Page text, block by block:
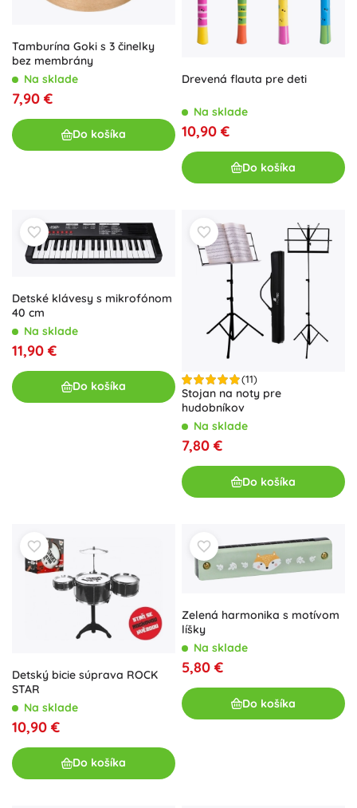
Tamburína Goki s 3 činelky
bez membrány
Na sklade
7,90 €
Do košíka
Drevená flauta pre deti
Na sklade
10,90 €
Do košíka
Detské klávesy s mikrofónom
40 cm
Na sklade
11,90 €
Do košíka
(11)
Stojan na noty pre
hudobníkov
Na sklade
7,80 €
Do košíka
Detský bicie súprava ROCK
STAR
Na sklade
10,90 €
Do košíka
Zelená harmonika s motívom
líšky
Na sklade
5,80 €
Do košíka